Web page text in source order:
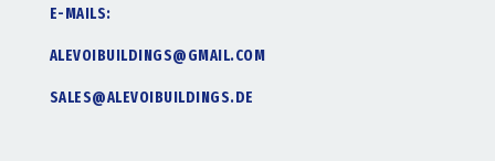
E-MAILS:
ALEVOIBUILDINGS@GMAIL.COM
SALES@ALEVOIBUILDINGS.DE